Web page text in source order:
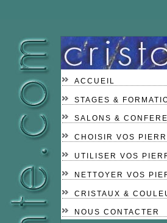
ACCUEIL
STAGES &
SALONS &
CHOISIR VOS
UTILISER VOS
NETTOYER VOS
CRISTAUX &
NOUS CONTACTER